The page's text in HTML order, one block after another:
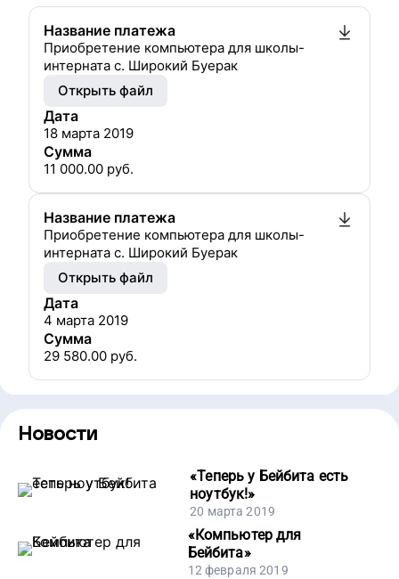
Название платежа
Приобретение компьютера для школы-
интерната с. Широкий Буерак
Открыть файл
Дата
18 марта 2019
Сумма
11 000.00 руб.
Название платежа
Приобретение компьютера для школы-
интерната с. Широкий Буерак
Открыть файл
Дата
4 марта 2019
Сумма
29 580.00 руб.
Новости
«Теперь у Бейбита есть
ноутбук!»
20 марта 2019
«Компьютер для
Бейбита»
12 февраля 2019